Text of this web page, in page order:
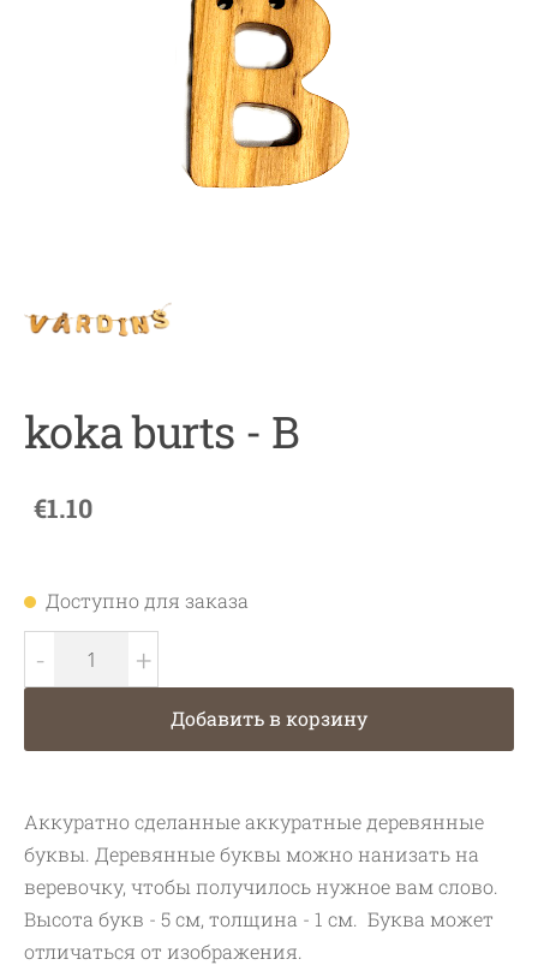
koka burts - B
€1.10
Доступно для заказа
- +
Добавить в корзину
Аккуратно сделанные аккуратные деревянные
буквы. Деревянные буквы можно нанизать на
веревочку, чтобы получилось нужное вам слово.
Высота букв - 5 см, толщина - 1 см. Буква может
отличаться от изображения.